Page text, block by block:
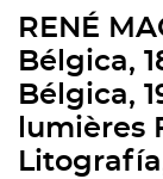
RENÉ
Bélgica,
Bélgica,
lumières